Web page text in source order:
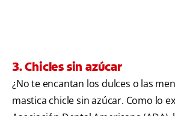
3. Chicles sin azúcar
¿No te encantan los dulces o las
mastica chicle sin azúcar. Como lo